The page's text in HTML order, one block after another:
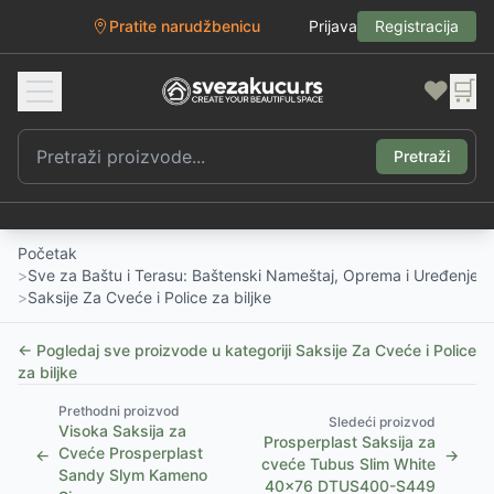
Pratite narudžbenicu Prijava Registracija
❤️ 🛒
Pretraži
Početak
>Sve za Baštu i Terasu: Baštenski Nameštaj, Oprema i Uređenje
>Saksije Za Cveće i Police za biljke
← Pogledaj sve proizvode u kategoriji Saksije Za Cveće i Police
za biljke
←
Prethodni proizvod
Visoka Saksija za
Cveće Prosperplast
Sandy Slym Kameno
Sledeći proizvod
Prosperplast Saksija za
cveće Tubus Slim White
40x76 DTUS400-S449
→